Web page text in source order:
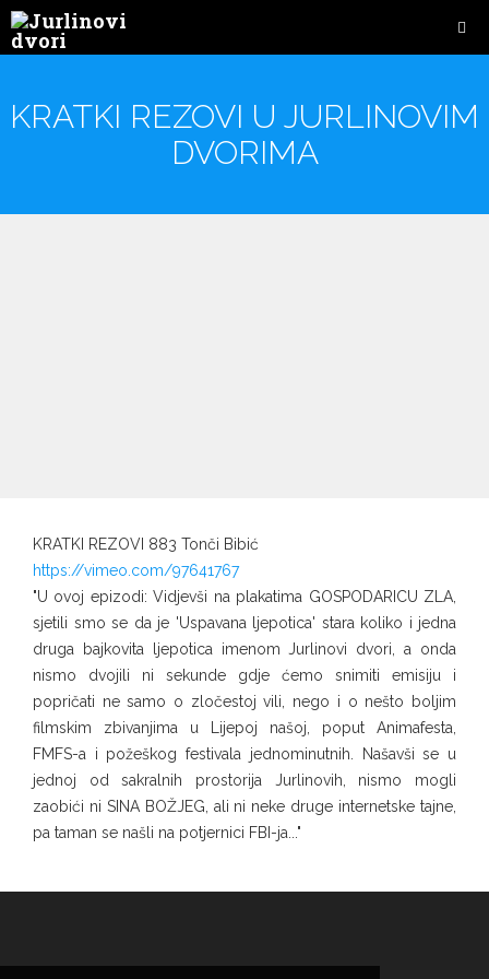
KRATKI REZOVI U JURLINOVIM
DVORIMA
KRATKI REZOVI 883 Tonči Bibić
https://vimeo.com/97641767
"U ovoj epizodi: Vidjevši na plakatima GOSPODARICU ZLA,
sjetili smo se da je 'Uspavana ljepotica' stara koliko i jedna
druga bajkovita ljepotica imenom Jurlinovi dvori, a onda
nismo dvojili ni sekunde gdje ćemo snimiti emisiju i
popričati ne samo o zločestoj vili, nego i o nešto boljim
filmskim zbivanjima u Lijepoj našoj, poput Animafesta,
FMFS-a i požeškog festivala jednominutnih. Našavši se u
jednoj od sakralnih prostorija Jurlinovih, nismo mogli
zaobići ni SINA BOŽJEG, ali ni neke druge internetske tajne,
pa taman se našli na potjernici FBI-ja..."